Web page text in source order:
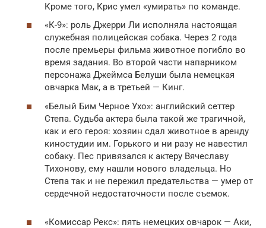
Кроме того, Крис умел «умирать» по команде.
«К-9»: роль Джерри Ли исполняла настоящая
служебная полицейская собака. Через 2 года
после премьеры фильма животное погибло во
время задания. Во второй части напарником
персонажа Джеймса Белуши была немецкая
овчарка Мак, а в третьей — Кинг.
«Белый Бим Черное Ухо»: английский сеттер
Степа. Судьба актера была такой же трагичной,
как и его героя: хозяин сдал животное в аренду
киностудии им. Горького и ни разу не навестил
собаку. Пес привязался к актеру Вячеславу
Тихонову, ему нашли нового владельца. Но
Степа так и не пережил предательства — умер от
сердечной недостаточности после съемок.
«Комиссар Рекс»: пять немецких овчарок — Аки,